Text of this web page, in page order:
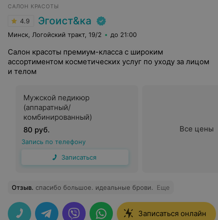
САЛОН КРАСОТЫ
4.9 Эгоист&ка
Минск, Логойский тракт, 19/2 до 21:00
Салон красоты премиум-класса с широким
ассортиментом косметических услуг по уходу за лицом
и телом
Мужской педикюр
(аппаратный/
комбинированный)
80 руб.
Запись по телефону
Записаться
Все цены
Отзыв. спасибо большое. идеальные брови. Еще
Записаться онлайн